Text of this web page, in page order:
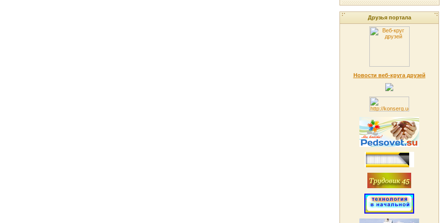
Друзья портала
Новости веб-круга друзей